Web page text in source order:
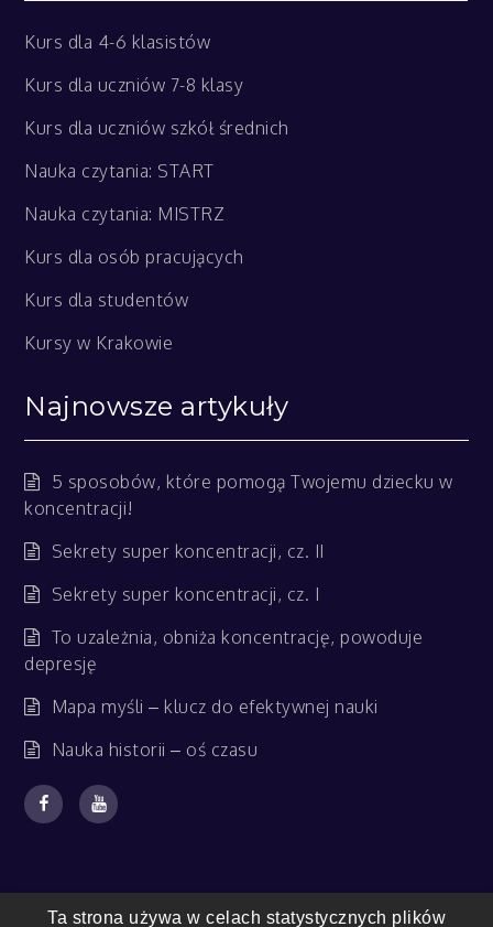
Kurs dla 4-6 klasistów
Kurs dla uczniów 7-8 klasy
Kurs dla uczniów szkół średnich
Nauka czytania: START
Nauka czytania: MISTRZ
Kurs dla osób pracujących
Kurs dla studentów
Kursy w Krakowie
Najnowsze artykuły
5 sposobów, które pomogą Twojemu dziecku w
koncentracji!
Sekrety super koncentracji, cz. II
Sekrety super koncentracji, cz. I
To uzależnia, obniża koncentrację, powoduje
depresję
Mapa myśli – klucz do efektywnej nauki
Nauka historii – oś czasu
Ta strona używa w celach statystycznych plików